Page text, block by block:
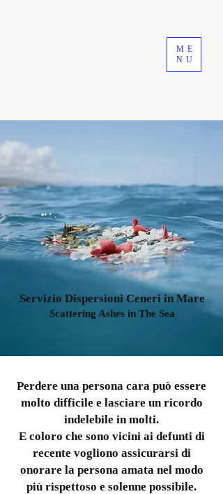
ME
NU
Servizio Dispersioni Ceneri in Mare
Scattering Ashes in The Sea
Perdere una persona cara può essere
molto difficile e lasciare un ricordo
indelebile in molti.
E coloro che sono vicini ai defunti di
recente vogliono assicurarsi di
onorare la persona amata nel modo
più rispettoso e solenne possibile.